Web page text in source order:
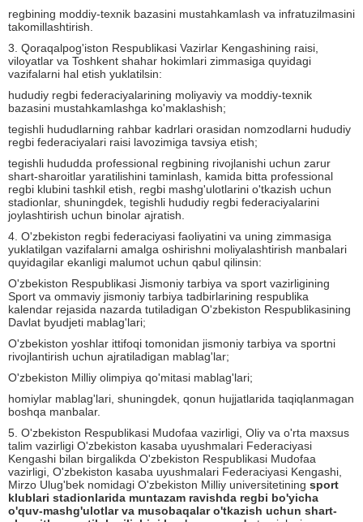
regbining moddiy-texnik bazasini mustahkamlash va infratuzilmasini
takomillashtirish.
3. Qoraqalpog'iston Respublikasi Vazirlar Kengashining raisi,
viloyatlar va Toshkent shahar hokimlari zimmasiga quyidagi
vazifalarni hal etish yuklatilsin:
hududiy regbi federaciyalarining moliyaviy va moddiy-texnik
bazasini mustahkamlashga ko'maklashish;
tegishli hududlarning rahbar kadrlari orasidan nomzodlarni hududiy
regbi federaciyalari raisi lavozimiga tavsiya etish;
tegishli hududda professional regbining rivojlanishi uchun zarur
shart-sharoitlar yaratilishini taminlash, kamida bitta professional
regbi klubini tashkil etish, regbi mashg'ulotlarini o'tkazish uchun
stadionlar, shuningdek, tegishli hududiy regbi federaciyalarini
joylashtirish uchun binolar ajratish.
4. O'zbekiston regbi federaciyasi faoliyatini va uning zimmasiga
yuklatilgan vazifalarni amalga oshirishni moliyalashtirish manbalari
quyidagilar ekanligi malumot uchun qabul qilinsin:
O'zbekiston Respublikasi Jismoniy tarbiya va sport vazirligining
Sport va ommaviy jismoniy tarbiya tadbirlarining respublika
kalendar rejasida nazarda tutiladigan O'zbekiston Respublikasining
Davlat byudjeti mablag'lari;
O'zbekiston yoshlar ittifoqi tomonidan jismoniy tarbiya va sportni
rivojlantirish uchun ajratiladigan mablag'lar;
O'zbekiston Milliy olimpiya qo'mitasi mablag'lari;
homiylar mablag'lari, shuningdek, qonun hujjatlarida taqiqlanmagan
boshqa manbalar.
5. O'zbekiston Respublikasi Mudofaa vazirligi, Oliy va o'rta maxsus
talim vazirligi O'zbekiston kasaba uyushmalari Federaciyasi
Kengashi bilan birgalikda O'zbekiston Respublikasi Mudofaa
vazirligi, O'zbekiston kasaba uyushmalari Federaciyasi Kengashi,
Mirzo Ulug'bek nomidagi O'zbekiston Milliy universitetining sport
klublari stadionlarida muntazam ravishda regbi bo'yicha
o'quv-mashg'ulotlar va musobaqalar o'tkazish uchun shart-